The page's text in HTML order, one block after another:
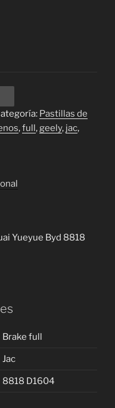
Pastillas de
,full,geely, jac,
Yueyue Byd 8818
Brake full
Jac
8818 D1604